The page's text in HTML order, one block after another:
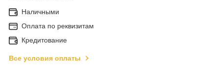
Наличными
Оплата по реквизитам
Кредитование
Все условия оплаты